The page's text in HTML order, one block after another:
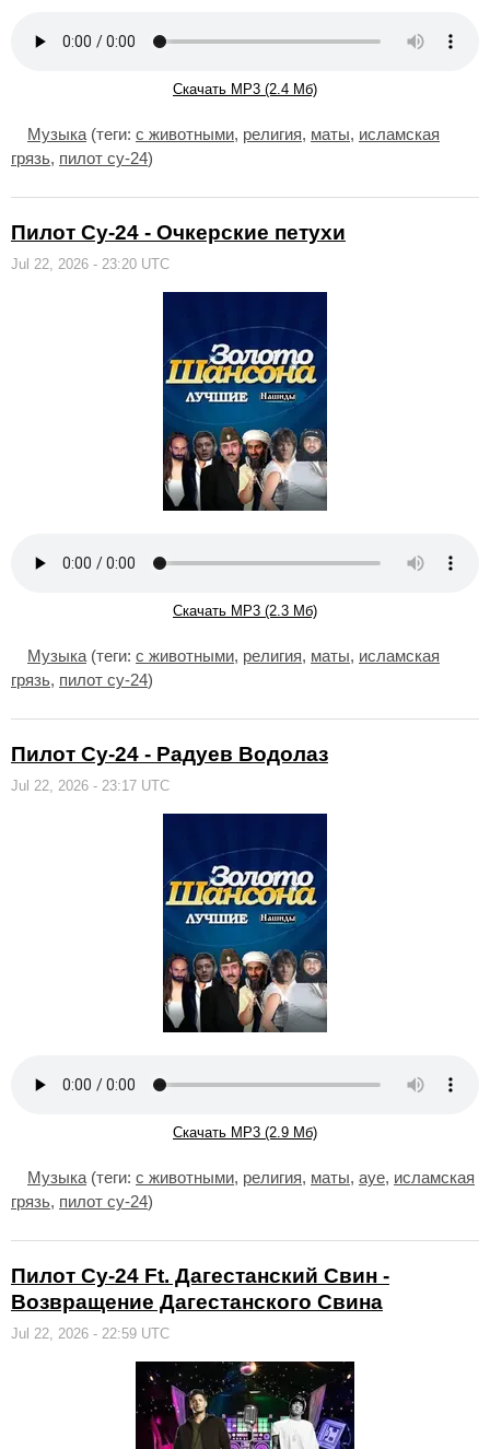
Скачать MP3 (2.4 Мб)
Музыка (теги: с животными, религия, маты, исламская
грязь, пилот су-24)
Пилот Су-24 - Очкерские петухи
Jul 22, 2026 - 23:20 UTC
Скачать MP3 (2.3 Мб)
Музыка (теги: с животными, религия, маты, исламская
грязь, пилот су-24)
Пилот Су-24 - Радуев Водолаз
Jul 22, 2026 - 23:17 UTC
Скачать MP3 (2.9 Мб)
Музыка (теги: с животными, религия, маты, ауе, исламская
грязь, пилот су-24)
Пилот Су-24 Ft. Дагестанский Свин -
Возвращение Дагестанского Свина
Jul 22, 2026 - 22:59 UTC